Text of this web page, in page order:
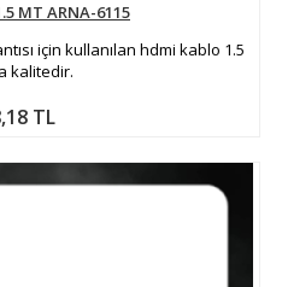
MT ARNA-6115
için kullanılan hdmi kablo 1.5
kalitedir.
TL